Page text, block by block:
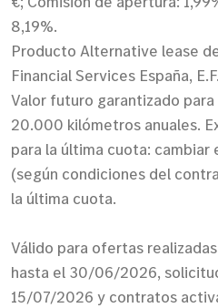
8,19%.
Producto Alternative lease
Financial Services España,
Valor futuro garantizado
20.000 kilómetros anuales.
para la última cuota:
(según condiciones del
la última cuota.
Válido para ofertas
hasta el 30/06/2026,
15/07/2026 y contratos